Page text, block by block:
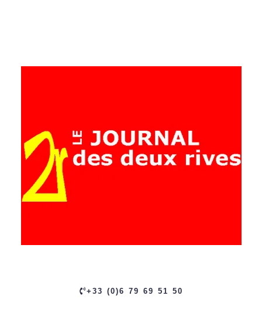
+33 (0)6 79 69 51 50